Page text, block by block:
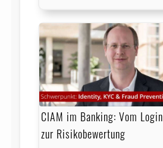
CIAM im Banking: Vom Login
zur Risikobewertung